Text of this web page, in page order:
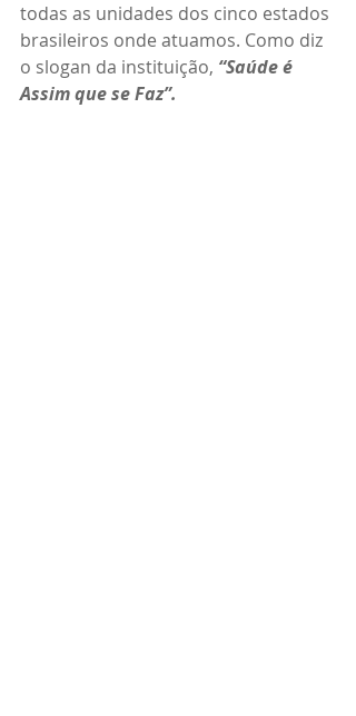
todas as unidades dos cinco estados
brasileiros onde atuamos. Como diz
o slogan da instituição, “Saúde é
Assim que se Faz”.